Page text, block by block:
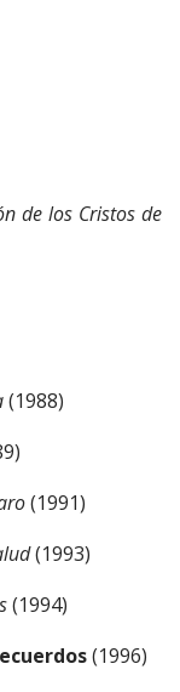
de los Cristos de
(1988)
(1991)
(1993)
(1994)
(1996)